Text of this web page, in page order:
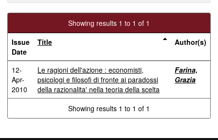
Showing results 1 to 1 of 1
Issue
Date
Title Author(s)
12-
Apr-
2010
Le ragioni dell'azione : economisti,
psicologi e filosofi di fronte ai paradossi
della razionalita' nella teoria della scelta
Farina,
Grazia
Showing results 1 to 1 of 1